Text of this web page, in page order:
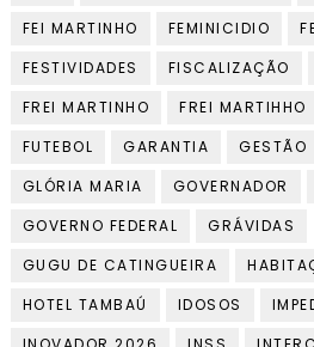
FEI MARTINHO
FEMINICIDIO
FESTIVIDADES
FISCALIZAÇÃO
FREI MARTINHO
FREI MARTIHHO
FUTEBOL
GARANTIA GESTÃO
GLÓRIA MARIA
GOVERNADOR
GOVERNO FEDERAL
GRÁVIDAS
GUGU DE CATINGUEIRA
HOTEL TAMBAÚ
IDOSOS